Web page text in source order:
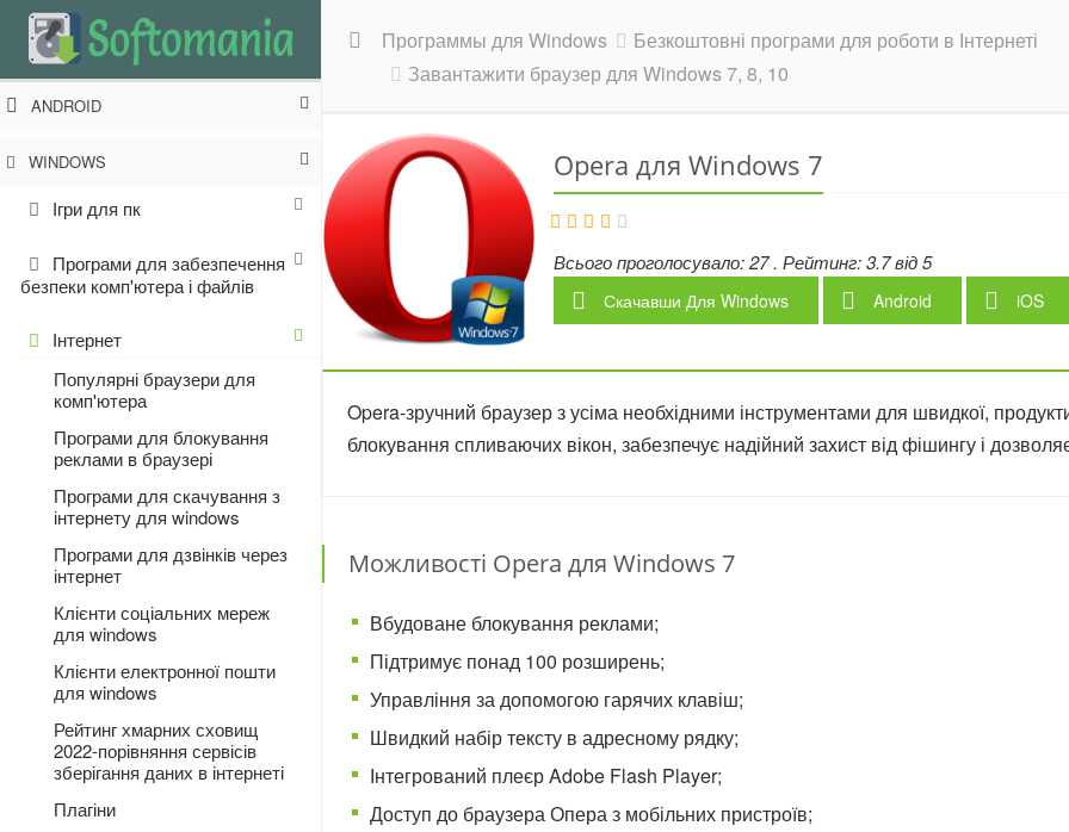
Программы для Windows
Безкоштовні програми для роботи в Інтернеті
Завантажити браузер для Windows 7, 8, 10
Opera для Windows 7
Всього проголосувало:27. Рейтинг:3.7від5
Скачавши Для Windows Android iOS
Opera-зручний браузер з усіма необхідними інструментами для швидкої,
блокування спливаючих вікон, забезпечує надійний захист від фішингу і
Можливості Opera для Windows 7
Вбудоване блокування реклами;
Підтримує понад 100 розширень;
Управління за допомогою гарячих клавіш;
Швидкий набір тексту в адресному рядку;
Інтегрований плеєр Adobe Flash Player;
Доступ до браузера Опера з мобільних пристроїв;
ANDROID
WINDOWS
Ігри для пк
Програми для забезпечення
безпеки комп'ютера і файлів
Інтернет
Популярні браузери для
комп'ютера
Програми для блокування
реклами в браузері
Програми для скачування з
інтернету для windows
Програми для дзвінків через
інтернет
Клієнти соціальних мереж
для windows
Клієнти електронної пошти
для windows
Рейтинг хмарних сховищ
2022-порівняння сервісів
зберігання даних в інтернеті
Плагіни